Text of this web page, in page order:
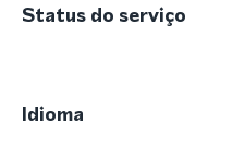
Status do serviço
Idioma